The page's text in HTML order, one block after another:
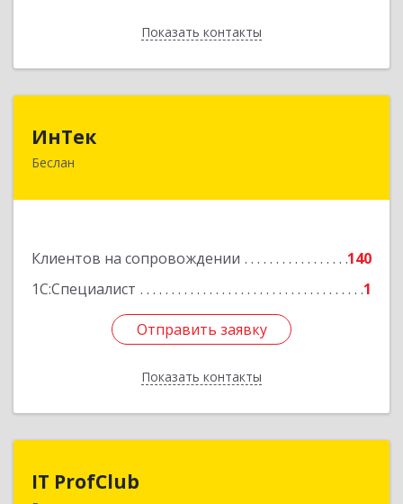
Показать контакты
Назад
ИнТек
Беслан
Клиентов на сопровождении
140
1С:Специалист
1
Отправить заявку
Показать контакты
Подробнее
Отправить заявку
Назад
IT ProfClub